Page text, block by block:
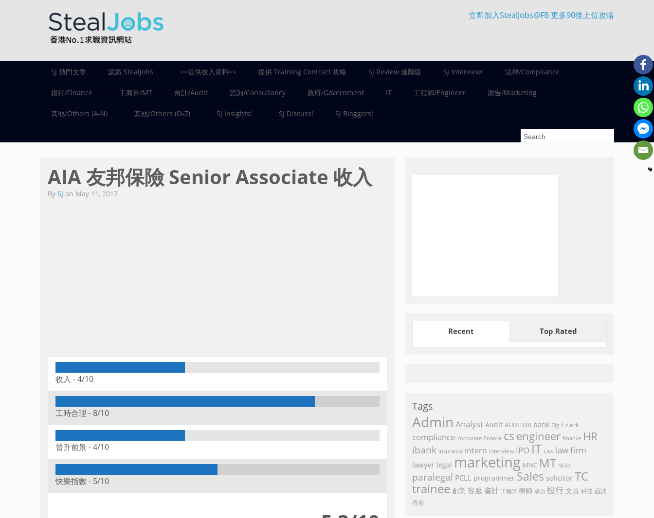
立即加入StealJobs@FB 更多90後上位攻略
SJ 熱門文章 認識 StealJobs >>提供收入資料<< 提供 Training Contract 攻略 SJ Review 進階版 SJ Interview! 法律/Compliance
銀行/Finance 工商界/MT 會計/Audit 諮詢/Consultancy 政府/Government IT 工程師/Engineer 廣告/Marketing
其他/Others (A-N) 其他/Others (O-Z) SJ Insights! SJ Discuss! SJ Bloggers!
AIA 友邦保險 Senior Associate 收入
By SJ on May 11, 2017
收入 -4/10
工時合理 - 8/10
晉升前景 -4/10
快樂指數 - 5/10
Recent Top Rated
Tags
Admin Analyst Audit AUDITOR bank Big 4 clerk
compliance corporate finance cs engineer finance HR
ibank insurance intern interview IPO IT Law law firm
lawyer legal marketing MNC MT NGO
paralegal PCLL programmer Sales solicitor TC
trainee 創業 客服 審計 工程師 律師 成功 投行 文員 科技 面試
香港